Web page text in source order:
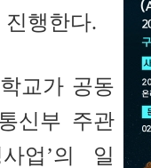
진행한다.
교가 공동
신부 주관
사업’의 일